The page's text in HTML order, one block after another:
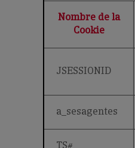
Nombre de la
Cookie
JSESSIONID
a_sesagentes
TS#